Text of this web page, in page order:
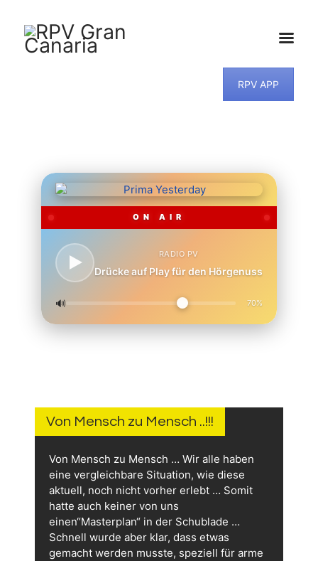
RPV APP
ON AIR
RADIO PV
Drücke auf Play für den Hörgenuss
🔊 70%
MUSIKWUNSCH
Von Mensch zu Mensch ..!!!
Von Mensch zu Mensch … Wir alle haben
eine vergleichbare Situation, wie diese
aktuell, noch nicht vorher erlebt … Somit
hatte auch keiner von uns
einen“Masterplan“ in der Schublade …
Schnell wurde aber klar, dass etwas
gemacht werden musste, speziell für arme